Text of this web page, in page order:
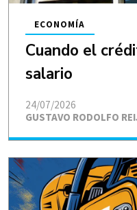
Cuando el
salario
GUSTAVO RODOLFO
ECONOMÍA
24/07/2026